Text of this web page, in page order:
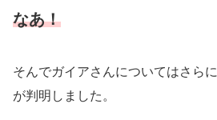
なあ！
そんでガイアさんについてはさらに
が判明しました。